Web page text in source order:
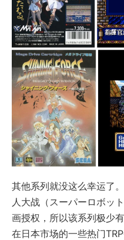
其他系列就没这么幸运了
人大战（スーパーロボッ
画授权，所以该系列极少
在日本市场的一些热门